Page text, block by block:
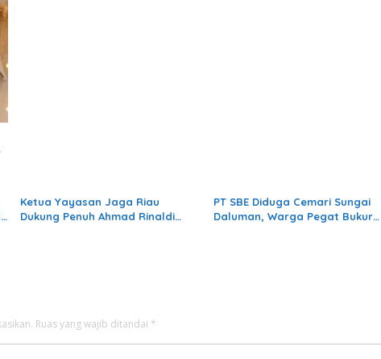
Ketua Yayasan Jaga Riau
Dukung Penuh Ahmad Rinaldi
PT SBE Diduga Cemari Sungai
Daluman, Warga Pegat Bukur
Ruas yang wajib ditandai *